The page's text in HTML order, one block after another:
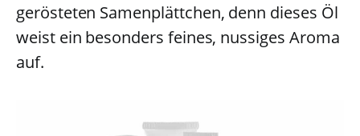
gerösteten Samenplättchen, denn dieses Öl
weist ein besonders feines, nussiges Aroma
auf.